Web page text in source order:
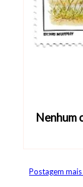
Nenhum
Postagem